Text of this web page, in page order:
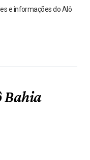
e informações do Alô
Bahia